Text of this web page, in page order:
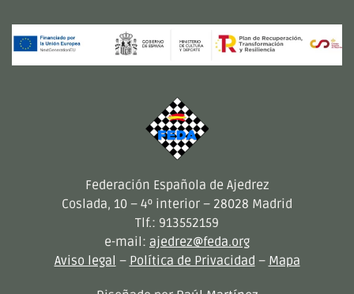
Federación Española de Ajedrez
Coslada, 10 – 4º interior – 28028 Madrid
Tlf.: 913552159
e-mail: ajedrez@feda.org
Aviso legal – Política de Privacidad – Mapa